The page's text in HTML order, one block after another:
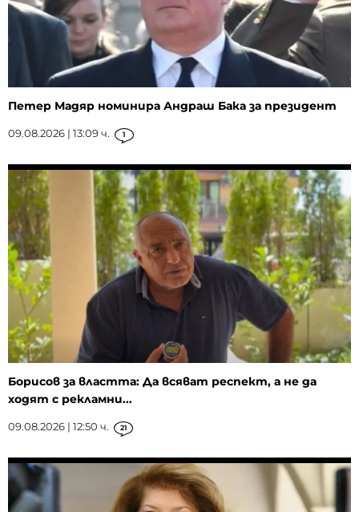
Петер Мадяр номинира Андраш Бака за президент
09.08.2026 | 13:09 ч. 1
Борисов за властта: Да всяват респект, а не да
ходят с рекламни...
09.08.2026 | 12:50 ч. 21